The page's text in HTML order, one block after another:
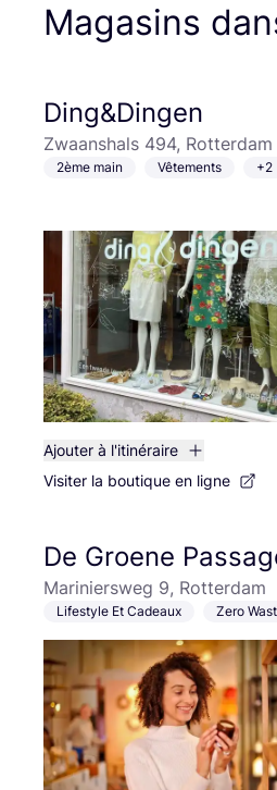
Magasins
Ding&Dingen
Zwaanshals 494, Rotterdam
2ème main Vêtements +2
Ajouter à l'itinéraire
Visiter la boutique en ligne
De Groene
Mariniersweg 9, Rotterdam
Lifestyle Et Cadeaux Zero